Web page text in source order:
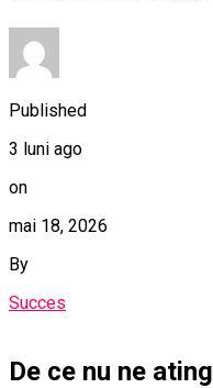
Published
3 luni ago
on
mai 18, 2026
By
Succes
De ce nu ne